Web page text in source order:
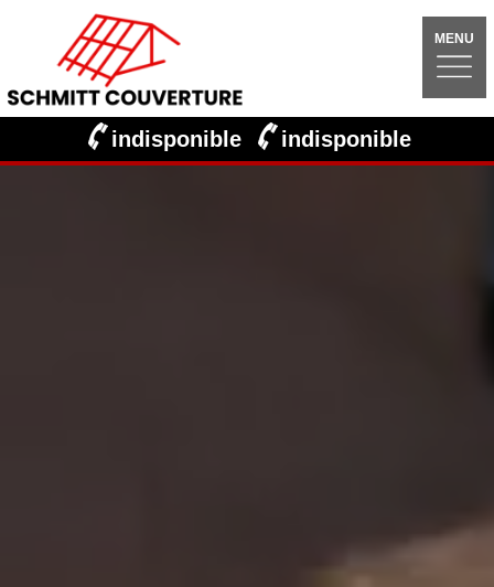
MENU
indisponible indisponible